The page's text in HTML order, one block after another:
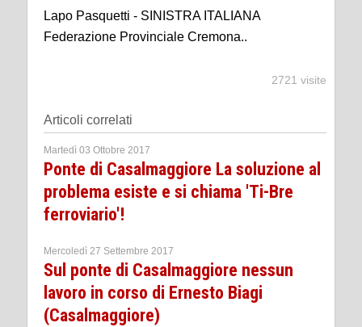
Lapo Pasquetti - SINISTRA ITALIANA
Federazione Provinciale Cremona..
2721 visite
Articoli correlati
Martedì 03 Ottobre 2017
Ponte di Casalmaggiore La soluzione al
problema esiste e si chiama 'Ti-Bre
ferroviario'!
Mercoledì 27 Settembre 2017
Sul ponte di Casalmaggiore nessun
lavoro in corso di Ernesto Biagi
(Casalmaggiore)